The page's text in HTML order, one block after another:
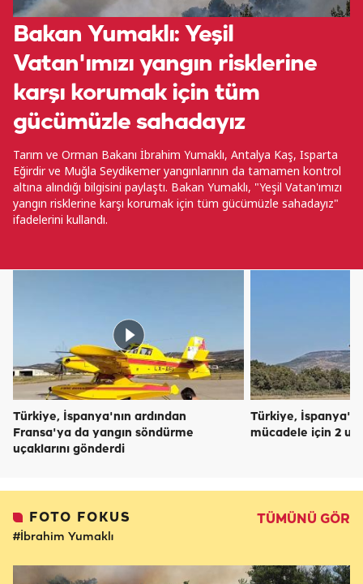
Bakan Yumaklı: Yeşil
Vatan'ımızı yangın risklerine
karşı korumak için tüm
gücümüzle sahadayız
Tarım ve Orman Bakanı İbrahim Yumaklı, Antalya Kaş, Isparta
Eğirdir ve Muğla Seydikemer yangınlarının da tamamen kontrol
altına alındığı bilgisini paylaştı. Bakan Yumaklı, "Yeşil Vatan'ımızı
yangın risklerine karşı korumak için tüm gücümüzle sahadayız"
ifadelerini kullandı.
Türkiye, İspanya'nın ardından
Fransa'ya da yangın söndürme
uçaklarını gönderdi
Türkiye,
mücadele için 2
FOTO FOKUS TÜMÜNÜ GÖR
#İbrahim Yumaklı